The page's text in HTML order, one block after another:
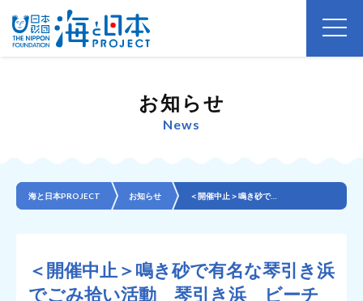
お知らせ
News
海と日本PROJECT お知らせ ＜開催中止＞鳴き砂で有名な琴引き浜でごみ拾い活動 琴引き浜 ビーチコーミング 日帰りバスエコツアーを...
＜開催中止＞鳴き砂で有名な琴引き浜
でごみ拾い活動 琴引き浜 ビーチ